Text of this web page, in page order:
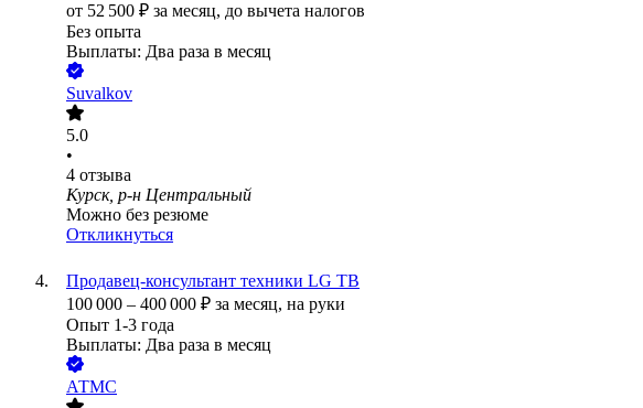
от 52 500 ₽ за месяц, до вычета налогов
Без опыта
Выплаты: Два раза в месяц
Suvalkov
5.0
•
4 отзыва
Курск, р-н Центральный
Можно без резюме
Откликнуться
Продавец-консультант техники LG ТВ
100 000 – 400 000 ₽ за месяц, на руки
Опыт 1-3 года
Выплаты: Два раза в месяц
АТМС